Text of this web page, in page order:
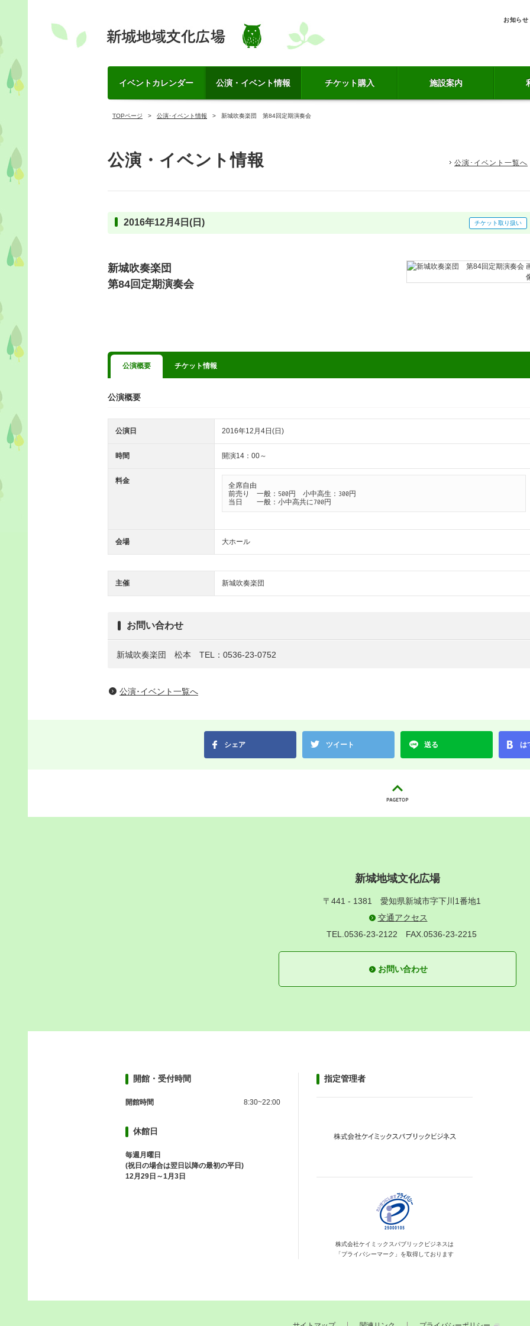
お知らせ
イベントカレンダー 公演・イベント情報 チケット購入 施設案内
TOPページ 公演･イベント情報 新城吹奏楽団 第84回定期演奏会
公演・イベント情報 公演･イベント一覧へ
2016年12月4日(日) チケット取り扱い
新城吹奏楽団
第84回定期演奏会
公演概要 チケット情報
公演概要
公演日 2016年12月4日(日)
時間 開演14：00～
料金
全席自由
前売り　一般：500円　小中高生：300円
当日　　一般：小中高共に700円
会場 大ホール
主催 新城吹奏楽団
お問い合わせ
新城吹奏楽団 松本 TEL：0536-23-0752
公演･イベント一覧へ
シェア ツイート 送る は
新城地域文化広場
〒441 - 1381 愛知県新城市字下川1番地1
交通アクセス
TEL.0536-23-2122 FAX.0536-23-2215
お問い合わせ
開館・受付時間
開館時間 8:30~22:00
休館日
毎週月曜日
(祝日の場合は翌日以降の最初の平日)
12月29日～1月3日
指定管理者
株式会社ケイミックス パブリックビジネスは
「プライバシーマーク」を取得しております